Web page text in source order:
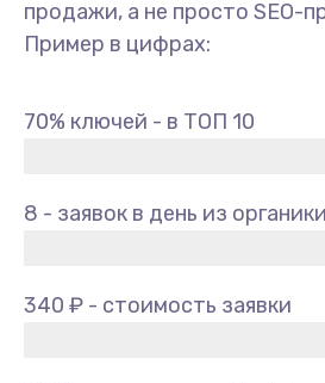
продажи, а не просто SEO-
Пример в цифрах:
70% ключей - в ТОП 10
8 - заявок в день из органики
340 ₽ - стоимость заявки